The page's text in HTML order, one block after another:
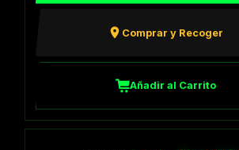
Comprar y Recoger
Añadir al Carrito